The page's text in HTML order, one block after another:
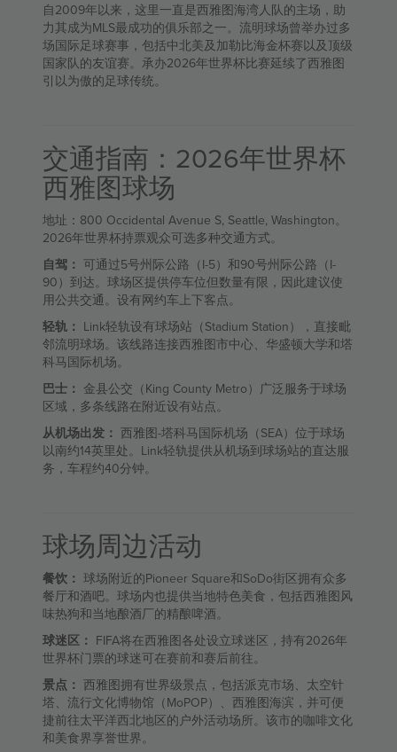
自2009年以来，这里一直是西雅图海湾人队的主场，助
力其成为MLS最成功的俱乐部之一。流明球场曾举办过多
场国际足球赛事，包括中北美及加勒比海金杯赛以及顶级
国家队的友谊赛。承办2026年世界杯比赛延续了西雅图
引以为傲的足球传统。
交通指南：2026年世界杯
西雅图球场
地址：800 Occidental Avenue S, Seattle, Washington。
2026年世界杯持票观众可选多种交通方式。
自驾： 可通过5号州际公路（I-5）和90号州际公路（I-
90）到达。球场区提供停车位但数量有限，因此建议使
用公共交通。设有网约车上下客点。
轻轨： Link轻轨设有球场站（Stadium Station），直接毗
邻流明球场。该线路连接西雅图市中心、华盛顿大学和塔
科马国际机场。
巴士： 金县公交（King County Metro）广泛服务于球场
区域，多条线路在附近设有站点。
从机场出发： 西雅图-塔科马国际机场（SEA）位于球场
以南约14英里处。Link轻轨提供从机场到球场站的直达服
务，车程约40分钟。
球场周边活动
餐饮： 球场附近的Pioneer Square和SoDo街区拥有众多
餐厅和酒吧。球场内也提供当地特色美食，包括西雅图风
味热狗和当地酿酒厂的精酿啤酒。
球迷区： FIFA将在西雅图各处设立球迷区，持有2026年
世界杯门票的球迷可在赛前和赛后前往。
景点： 西雅图拥有世界级景点，包括派克市场、太空针
塔、流行文化博物馆（MoPOP）、西雅图海滨，并可便
捷前往太平洋西北地区的户外活动场所。该市的咖啡文化
和美食界享誉世界。